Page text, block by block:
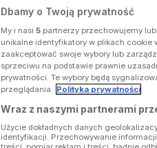
Dbamy o Twoją prywatność
My i nasi 5 partnerzy przechowujemy
unikalne identyfikatory w plikach cookie
zaakceptować swoje wybory lub
sprzeciwu na podstawie prawnie
prywatności. Te wybory będą
przeglądania. Polityka prywatności
Wraz z naszymi partnerami
Użycie dokładnych danych
identyfikacji. Przechowywanie